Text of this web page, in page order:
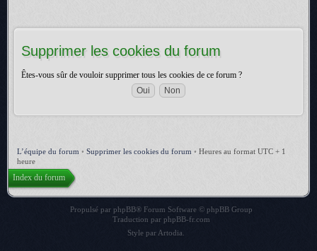
Supprimer les cookies du forum
Êtes-vous sûr de vouloir supprimer tous les cookies de ce forum ?
L’équipe du forum • Supprimer les cookies du forum • Heures au format UTC + 1
heure
Index du forum
Propulsé par phpBB® Forum Software © phpBB Group
Traduction par phpBB-fr.com
Style par Artodia